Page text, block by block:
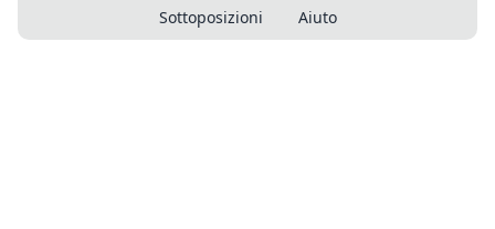
Sottoposizioni
Aiuto